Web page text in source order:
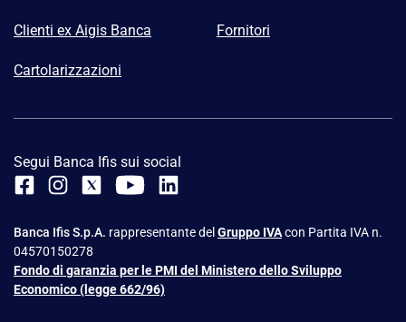
Clienti ex Aigis Banca Fornitori
Cartolarizzazioni
Segui Banca Ifis sui social
Banca Ifis S.p.A. rappresentante del Gruppo IVAcon Partita IVA n.
04570150278
Fondo di garanzia per le PMI del Ministero dello Sviluppo
Economico (legge 662/96)